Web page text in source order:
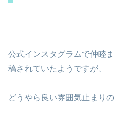
公式インスタグラムで仲睦
稿されていたようですが、
どうやら良い雰囲気止まりの